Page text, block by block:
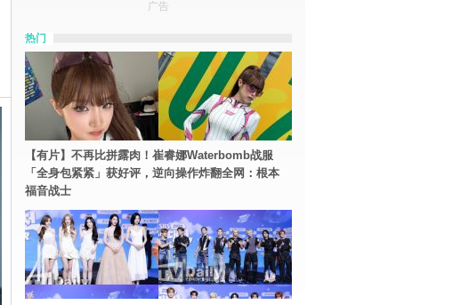
广告
热门
【有片】不再比拼露肉！崔睿娜Waterbomb战服
「全身包紧紧」获好评，逆向操作炸翻全网：根本
福音战士